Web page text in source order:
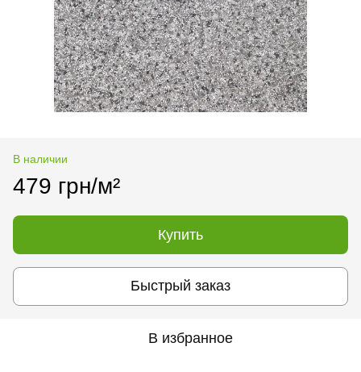
В наличии
479 грн/м²
Купить
Быстрый заказ
В избранное